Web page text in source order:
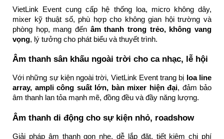
VietLink Event cung cấp hệ thống loa, micro không dây,
mixer kỹ thuật số, phù hợp cho không gian hội trường và
phòng họp, mang đến âm thanh trong trẻo, không vang
vọng, lý tưởng cho phát biểu và thuyết trình.
Âm thanh sân khấu ngoài trời cho ca nhạc, lễ hội
Với những sự kiện ngoài trời, VietLink Event trang bị loa line
array, ampli công suất lớn, bàn mixer hiện đại, đảm bảo
âm thanh lan tỏa mạnh mẽ, đồng đều và đầy năng lượng.
Âm thanh di động cho sự kiện nhỏ, roadshow
Giải pháp âm thanh gọn nhẹ, dễ lắp đặt, tiết kiệm chi phí